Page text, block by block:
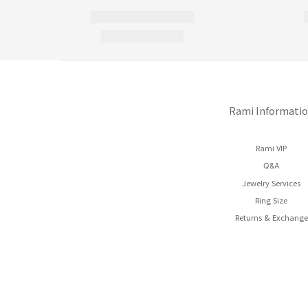
Rami
Rami VIP
Q&A
Jewelry Services
Ring Size
Returns & Exchange